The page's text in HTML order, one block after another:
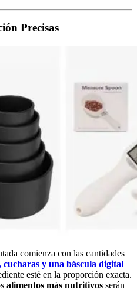
Precisas
comienza con las cantidades
cucharas y una báscula digital
esté en la proporción exacta.
alimentos más nutritivos serán